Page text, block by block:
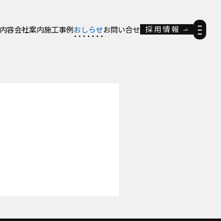
容会社案内施工事例おしらせお問い合せ 採用情報